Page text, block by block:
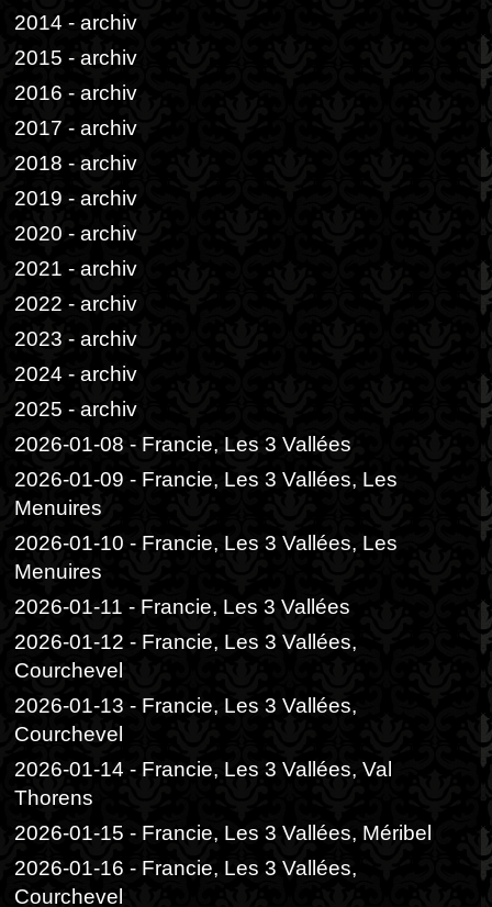
2014 - archiv
2015 - archiv
2016 - archiv
2017 - archiv
2018 - archiv
2019 - archiv
2020 - archiv
2021 - archiv
2022 - archiv
2023 - archiv
2024 - archiv
2025 - archiv
2026-01-08 - Francie, Les 3 Vallées
2026-01-09 - Francie, Les 3 Vallées, Les
Menuires
2026-01-10 - Francie, Les 3 Vallées, Les
Menuires
2026-01-11 - Francie, Les 3 Vallées
2026-01-12 - Francie, Les 3 Vallées,
Courchevel
2026-01-13 - Francie, Les 3 Vallées,
Courchevel
2026-01-14 - Francie, Les 3 Vallées, Val
Thorens
2026-01-15 - Francie, Les 3 Vallées, Méribel
2026-01-16 - Francie, Les 3 Vallées,
Courchevel